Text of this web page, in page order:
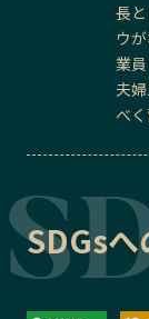
長
ウ
業
夫
べく
SDGs